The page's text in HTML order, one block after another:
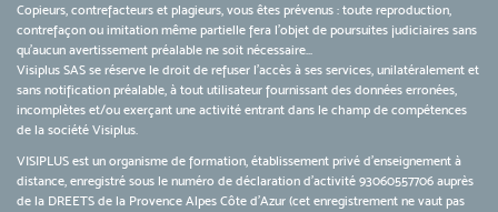
Copieurs, contrefacteurs et plagieurs, vous êtes prévenus : toute reproduction,
contrefaçon ou imitation même partielle fera l'objet de poursuites judiciaires sans
qu’aucun avertissement préalable ne soit nécessaire...
Visiplus SAS se réserve le droit de refuser l'accès à ses services, unilatéralement et
sans notification préalable, à tout utilisateur fournissant des données erronées,
incomplètes et/ou exerçant une activité entrant dans le champ de compétences
de la société Visiplus.
VISIPLUS est un organisme de formation, établissement privé d’enseignement à
distance, enregistré sous le numéro de déclaration d’activité 93060557706 auprès
de la DREETS de la Provence Alpes Côte d’Azur (cet enregistrement ne vaut pas